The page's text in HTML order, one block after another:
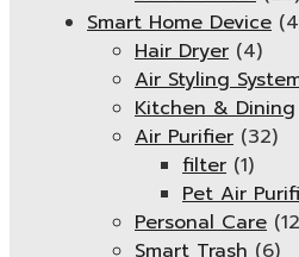
Smart Home Device
Hair Dryer (4)
Air Styling
Kitchen & Dining
Air Purifier (32)
filter (1)
Pet Air
Personal Care
Smart Trash (6)